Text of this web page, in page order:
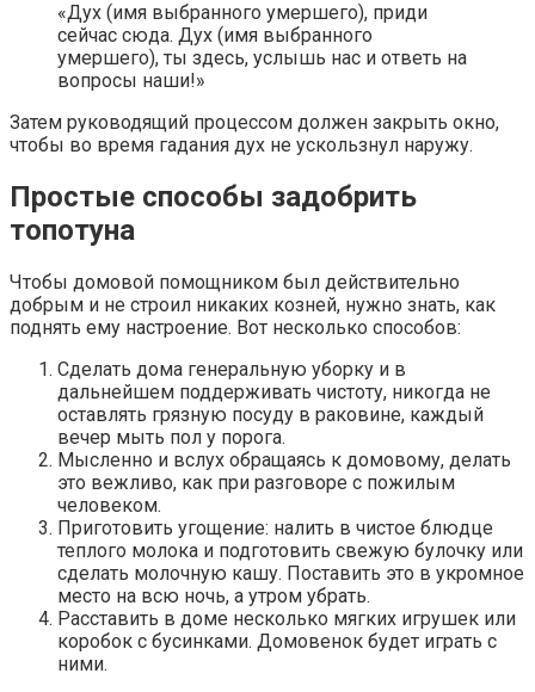
«Дух (имя выбранного умершего), приди
сейчас сюда. Дух (имя выбранного
умершего), ты здесь, услышь нас и ответь на
вопросы наши!»
Затем руководящий процессом должен закрыть окно,
чтобы во время гадания дух не ускользнул наружу.
Простые способы задобрить
топотуна
Чтобы домовой помощником был действительно
добрым и не строил никаких козней, нужно знать, как
поднять ему настроение. Вот несколько способов:
Сделать дома генеральную уборку и в
дальнейшем поддерживать чистоту, никогда не
оставлять грязную посуду в раковине, каждый
вечер мыть пол у порога.
Мысленно и вслух обращаясь к домовому, делать
это вежливо, как при разговоре с пожилым
человеком.
Приготовить угощение: налить в чистое блюдце
теплого молока и подготовить свежую булочку или
сделать молочную кашу. Поставить это в укромное
место на всю ночь, а утром убрать.
Расставить в доме несколько мягких игрушек или
коробок с бусинками. Домовенок будет играть с
ними.